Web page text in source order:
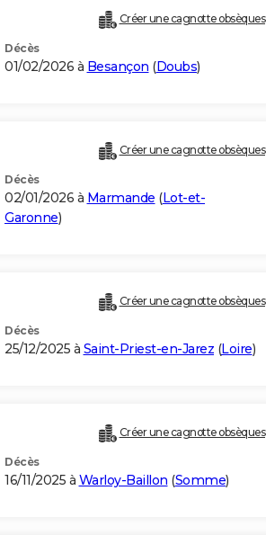
Créer une cagnotte obsèques
Décès
01/02/2026 à Besançon (Doubs)
Créer une cagnotte obsèques
Décès
02/01/2026 à Marmande (Lot-et-
Garonne)
Créer une cagnotte obsèques
Décès
25/12/2025 à Saint-Priest-en-Jarez (Loire)
Créer une cagnotte obsèques
Décès
16/11/2025 à Warloy-Baillon (Somme)